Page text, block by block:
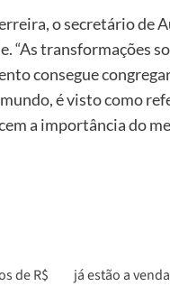
o secretário de
“As transformações
consegue
é visto como
a importância do
de R$
já estão a